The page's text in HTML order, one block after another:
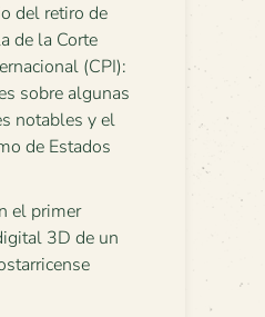
del retiro de
de la Corte
(CPI):
sobre algunas
notables y el
de Estados
el primer
3D de un